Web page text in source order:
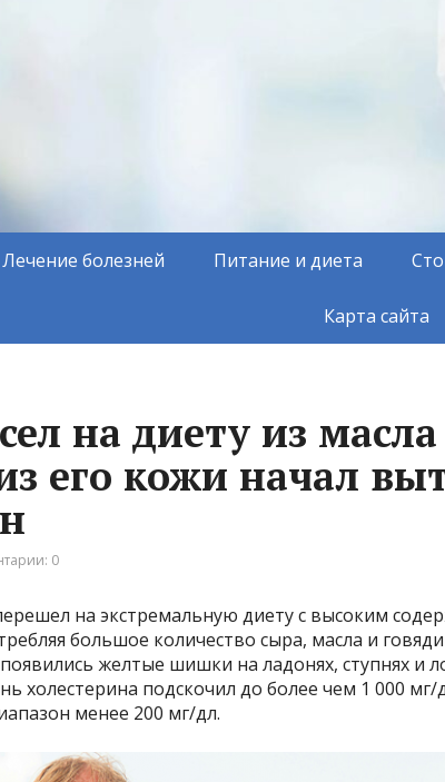
Лечение болезней Питание и диета
Карта сайта
на диету из масла
его кожи начал
0
на экстремальную диету с высоким
большое количество сыра, масла и
желтые шишки на ладонях, ступнях и
холестерина подскочил до более чем 1 000
менее 200 мг/дл.